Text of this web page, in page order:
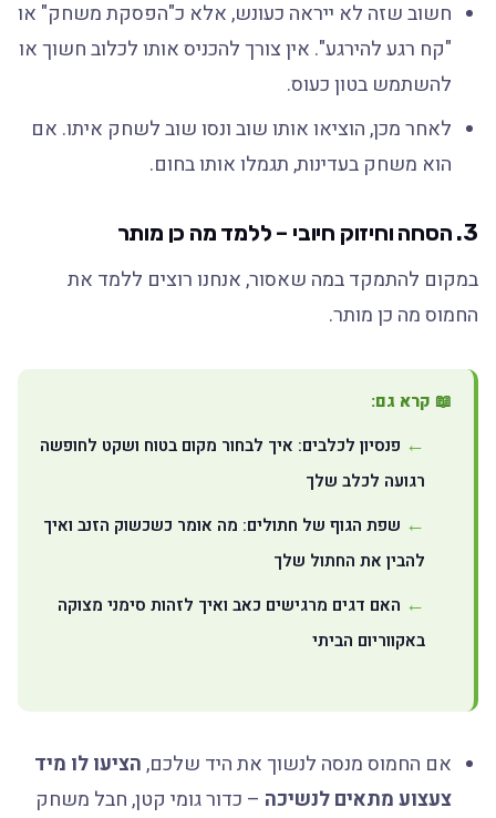
חשוב שזה לא ייראה כעונש, אלא כ"הפסקת משחק" או
"קח רגע להירגע". אין צורך להכניס אותו לכלוב חשוך או
להשתמש בטון כעוס.
לאחר מכן, הוציאו אותו שוב ונסו שוב לשחק איתו. אם
הוא משחק בעדינות, תגמלו אותו בחום.
3. הסחה וחיזוק חיובי – ללמד מה כן מותר
במקום להתמקד במה שאסור, אנחנו רוצים ללמד את
החמוס מה כן מותר.
📖 קרא גם:
פנסיון לכלבים: איך לבחור מקום בטוח ושקט לחופשה
רגועה לכלב שלך
שפת הגוף של חתולים: מה אומר כשכשוק הזנב ואיך
להבין את החתול שלך
האם דגים מרגישים כאב ואיך לזהות סימני מצוקה
באקווריום הביתי
אם החמוס מנסה לנשוך את היד שלכם,הציעו לו מיד
צעצוע מתאים לנשיכה– כדור גומי קטן, חבל משחק